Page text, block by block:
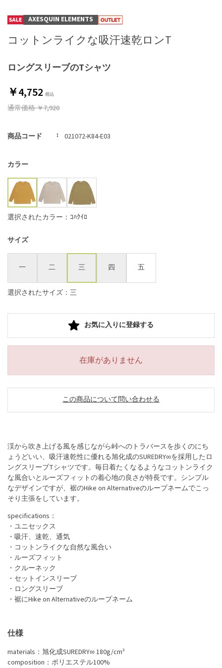
ロングスリーブのTシャツ
AXESQUIN ELEMENTS
コットンライクな吸汗速乾ロンT
￥4,752
通常価格￥7,920
商品コード 021072-K84-E03
カラー
選択されたカラー：ｺﾊｸｲﾛ
サイズ
一 二 三 四 五
選択されたサイズ：三
お気に入りに登録する
在庫がありません
この商品について問い合わせる
渓から吹き上げる風を感じながら峠へのトラバースを歩くのにち
ょうどいい、吸汗速乾性に優れる旭化成のSUREDRY∞を採用したロ
ングスリーブTシャツです。毎日着たくなるようなコットンライク
な風合いとルーズフィットの着心地の良さが特長です。シンプル
なデザインですが、裾のHike on Alternativeのループネームでこっ
そり主張をしています。
specifications：
・ユニセックス
・吸汗、速乾、通気
・コットンライクな自然な風合い
・ルーズフィット
・クルーネック
・セットインスリーブ
・ロングスリーブ
・裾にHike on Alternativeのループネーム
仕様
materials：旭化成SUREDRY∞ 180g/cm²
composition：ポリエステル100%